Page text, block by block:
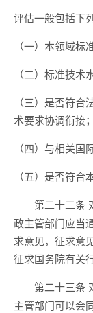
评估一般包括下
（一）本领域标
（二）标准技术
（三）是否符
术要求协调衔接；
（四）与相关国
（五）是否符合
第二十二条
政主管部门应当
求意见，征求意
征求国务院有关
第二十三条
主管部门可以会